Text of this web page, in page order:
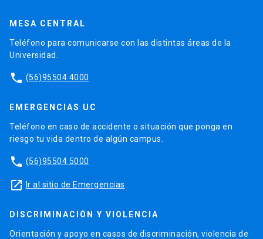
MESA CENTRAL
Teléfono para comunicarse con las distintas áreas de la
Universidad.
phone (56)95504 4000
EMERGENCIAS UC
Teléfono en caso de accidente o situación que ponga en
riesgo tu vida dentro de algún campus.
phone (56)95504 5000
launch Ir al sitio de Emergencias
DISCRIMINACIÓN Y VIOLENCIA
Orientación y apoyo en casos de discriminación, violencia de